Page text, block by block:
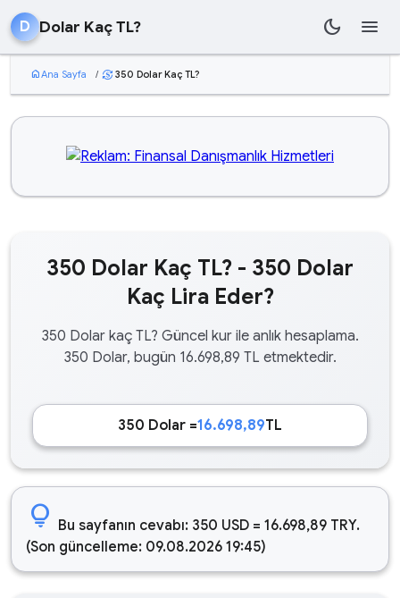
D Dolar Kaç TL? dark_mode menu
homeAna Sayfa / currency_exchange 350 Dolar Kaç TL?
350 Dolar Kaç TL? - 350 Dolar
Kaç Lira Eder?
350 Dolar kaç TL? Güncel kur ile anlık hesaplama.
350 Dolar, bugün 16.698,89 TL etmektedir.
350 Dolar =16.698,89TL
lightbulb Bu sayfanın cevabı: 350 USD = 16.698,89 TRY.
(Son güncelleme: 09.08.2026 19:45)